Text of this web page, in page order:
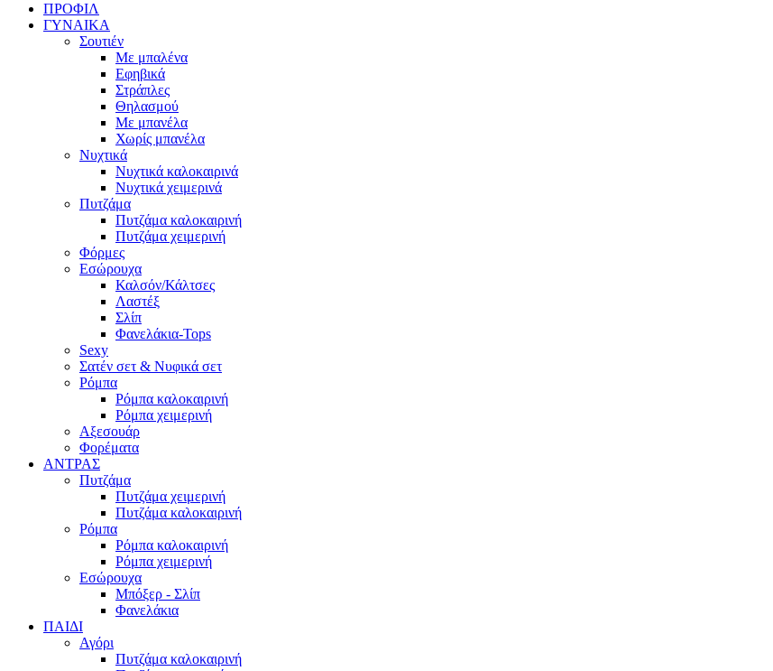
ΠΡΟΦΙΛ
ΓΥΝΑΙΚΑ
Σουτιέν
Με μπαλένα
Εφηβικά
Στράπλες
Θηλασμού
Με μπανέλα
Χωρίς μπανέλα
Νυχτικά
Νυχτικά καλοκαιρινά
Νυχτικά χειμερινά
Πυτζάμα
Πυτζάμα καλοκαιρινή
Πυτζάμα χειμερινή
Φόρμες
Εσώρουχα
Καλσόν/Κάλτσες
Λαστέξ
Σλίπ
Φανελάκια-Tops
Sexy
Σατέν σετ & Νυφικά σετ
Ρόμπα
Ρόμπα καλοκαιρινή
Ρόμπα χειμερινή
Αξεσουάρ
Φορέματα
ΑΝΤΡΑΣ
Πυτζάμα
Πυτζάμα χειμερινή
Πυτζάμα καλοκαιρινή
Ρόμπα
Ρόμπα καλοκαιρινή
Ρόμπα χειμερινή
Εσώρουχα
Μπόξερ - Σλίπ
Φανελάκια
ΠΑΙΔΙ
Αγόρι
Πυτζάμα καλοκαιρινή